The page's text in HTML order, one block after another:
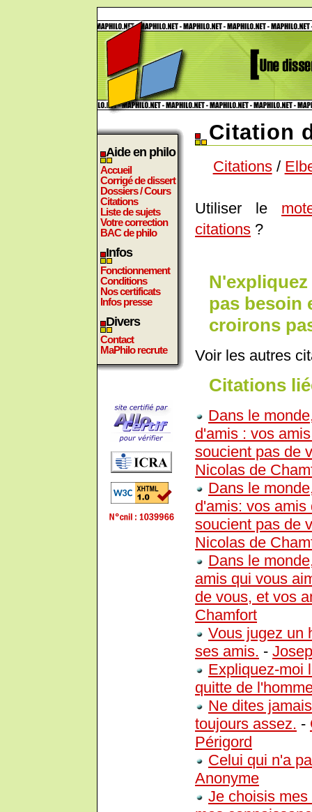
Aide en philo
Accueil
Corrigé de dissert
Dossiers / Cours
Citations
Liste de sujets
Votre correction
BAC de philo
Infos
Fonctionnement
Conditions
Nos certificats
Infos presse
Divers
Contact
MaPhilo recrute
Citation
Citations/
Utiliser le
citations ?
pas besoin
croirons
Voir les autres
Citations
Dans le
d'amis : vos
soucient pas de
Nicolas de
Dans le
d'amis: vos
soucient pas de
Nicolas de
Dans le
amis qui vous
de vous, et vos
Chamfort
Vous jugez un
ses amis. -
Expliquez-moi
quitte de
Ne dites
toujours assez. -
Périgord
Celui qui n'a
Anonyme
Je choisis